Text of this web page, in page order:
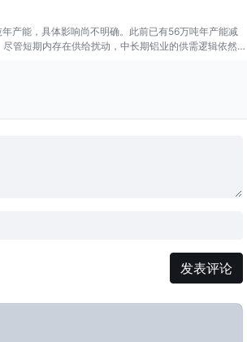
产能，具体影响尚不明确。此前已有56万吨年产能减
管短期内存在供给扰动，中长期铝业的供需逻辑依然稳
发表评论